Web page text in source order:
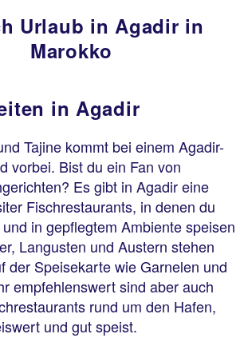
Urlaub in Agadir in
Marokko
in Agadir
Tajine kommt bei einem Agadir-
vorbei. Bist du ein Fan von
Es gibt in Agadir eine
Fischrestaurants, in denen du
in gepflegtem Ambiente speisen
Langusten und Austern stehen
der Speisekarte wie Garnelen und
empfehlenswert sind aber auch
rund um den Hafen,
und gut speist.